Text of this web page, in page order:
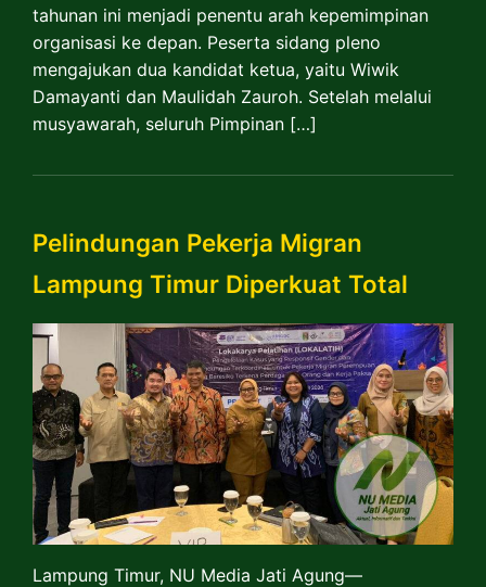
tahunan ini menjadi penentu arah kepemimpinan
organisasi ke depan. Peserta sidang pleno
mengajukan dua kandidat ketua, yaitu Wiwik
Damayanti dan Maulidah Zauroh. Setelah melalui
musyawarah, seluruh Pimpinan […]
Pelindungan Pekerja Migran
Lampung Timur Diperkuat Total
Lampung Timur, NU Media Jati Agung—